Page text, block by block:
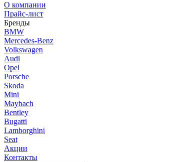
О компании
Прайс-лист
Бренды
BMW
Mercedes-Benz
Volkswagen
Audi
Opel
Porsche
Skoda
Mini
Maybach
Bentley
Bugatti
Lamborghini
Seat
Акции
Контакты